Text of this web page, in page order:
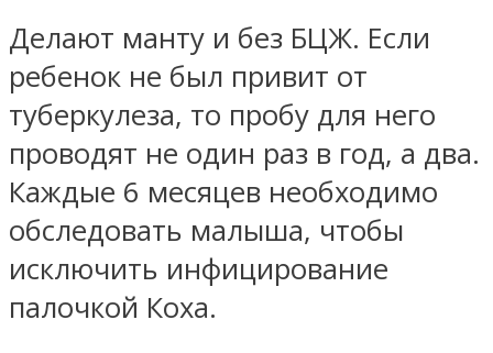
Делают манту и без БЦЖ. Если
ребенок не был привит от
туберкулеза, то пробу для него
проводят не один раз в год, а два.
Каждые 6 месяцев необходимо
обследовать малыша, чтобы
исключить инфицирование
палочкой Коха.